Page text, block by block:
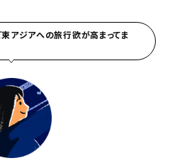
アジアへの旅行欲が高まってま